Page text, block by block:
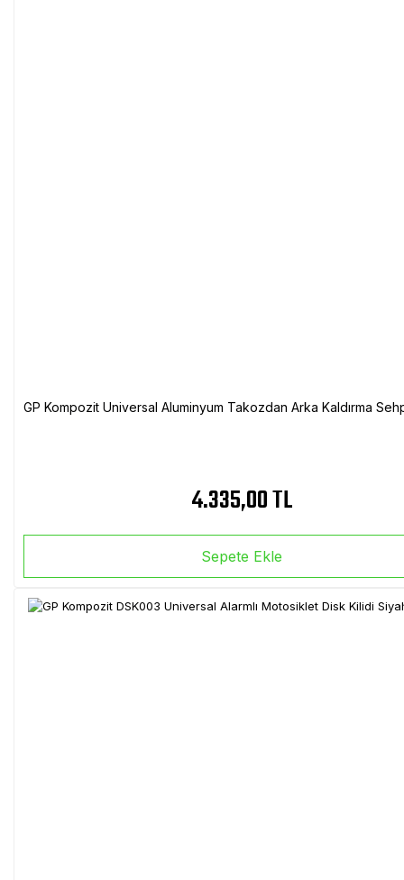
GP Kompozit Universal Aluminyum Takozdan Arka Kaldırma
4.335,00 TL
Sepete Ekle